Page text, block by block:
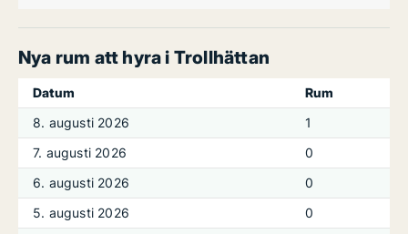
Nya rum att hyra i Trollhättan
Datum
Rum
8. augusti 2026
1
7. augusti 2026
0
6. augusti 2026
0
5. augusti 2026
0